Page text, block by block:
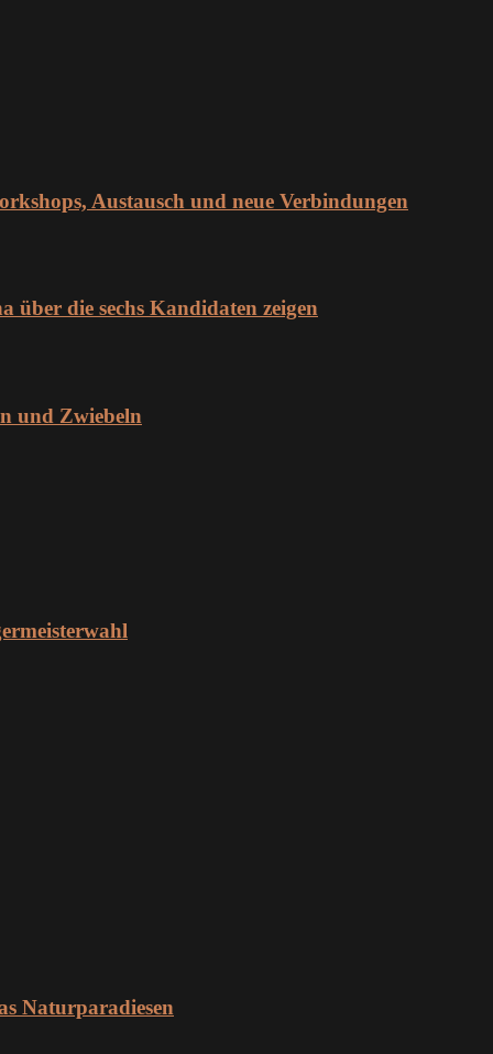
Austausch und neue Verbindungen
über die sechs Kandidaten zeigen
und Zwiebeln
Naturparadiesen